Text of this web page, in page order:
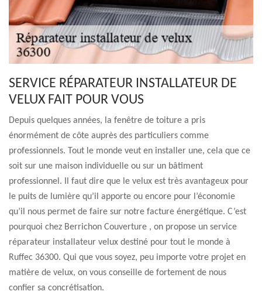
SERVICE RÉPARATEUR INSTALLATEUR DE
VELUX FAIT POUR VOUS
Depuis quelques années, la fenêtre de toiture a pris
énormément de côte auprès des particuliers comme
professionnels. Tout le monde veut en installer une, cela que ce
soit sur une maison individuelle ou sur un bâtiment
professionnel. Il faut dire que le velux est très avantageux pour
le puits de lumière qu’il apporte ou encore pour l’économie
qu’il nous permet de faire sur notre facture énergétique. C’est
pourquoi chez Berrichon Couverture , on propose un service
réparateur installateur velux destiné pour tout le monde à
Ruffec 36300. Qui que vous soyez, peu importe votre projet en
matière de velux, on vous conseille de fortement de nous
confier sa concrétisation.